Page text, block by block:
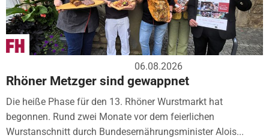
06.08.2026
Rhöner Metzger sind gewappnet
Die heiße Phase für den 13. Rhöner Wurstmarkt hat
begonnen. Rund zwei Monate vor dem feierlichen
Wurstanschnitt durch Bundesernährungsminister Alois...